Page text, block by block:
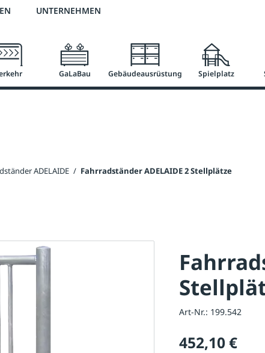
Skonto versandkostenfrei ab 50 €
UNTERNEHMEN
GaLaBau Gebäudeausrüstung Spielplatz
ADELAIDE / Fahrradständer ADELAIDE 2 Stellplätze
Art-Nr.: 199.542
452,10 €